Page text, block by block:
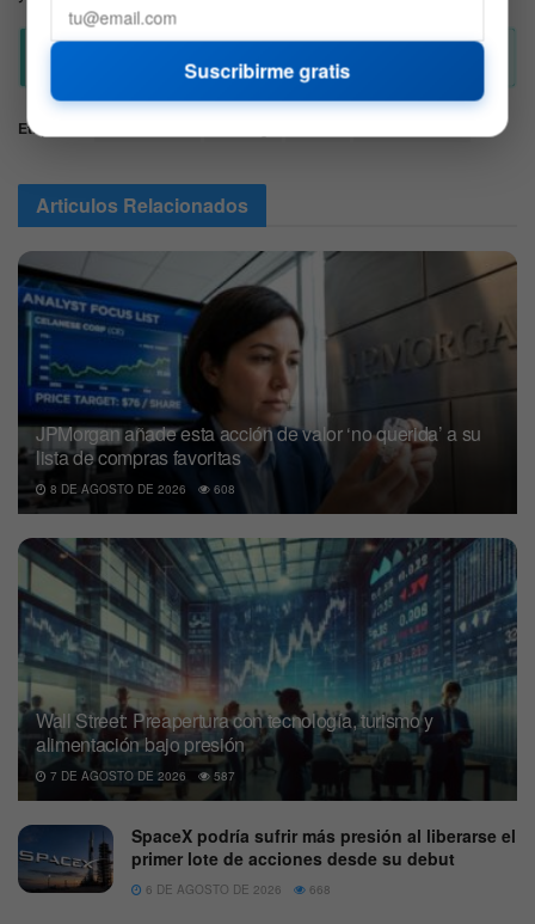
Etiquetas:
Articulos Relacionados
JPMorgan añade esta acción de valor ‘no querida’ a su
lista de compras favoritas
8 DE AGOSTO DE 2026 608
Wall Street: Preapertura con tecnología, turismo y
alimentación bajo presión
7 DE AGOSTO DE 2026 587
SpaceX podría sufrir más presión al liberarse el
primer lote de acciones desde su debut
6 DE AGOSTO DE 2026 668
Suscribirme gratis